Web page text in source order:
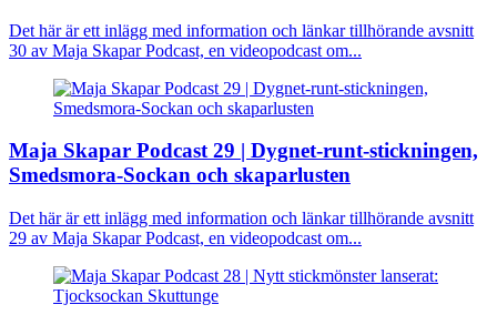
Det här är ett inlägg med information och länkar tillhörande avsnitt
30 av Maja Skapar Podcast, en videopodcast om...
Maja Skapar Podcast 29 | Dygnet-runt-stickningen,
Smedsmora-Sockan och skaparlusten
Det här är ett inlägg med information och länkar tillhörande avsnitt
29 av Maja Skapar Podcast, en videopodcast om...